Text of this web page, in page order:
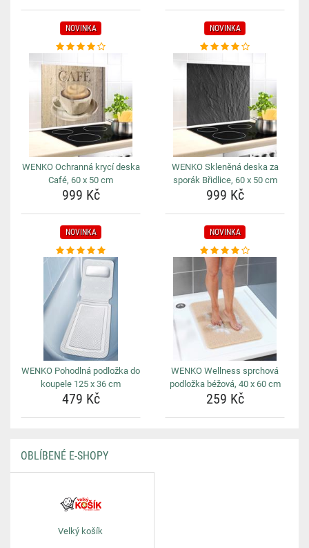
NOVINKA
WENKO Ochranná krycí deska
Café, 60 x 50 cm
999 Kč
NOVINKA
WENKO Skleněná deska za
sporák Břidlice, 60 x 50 cm
999 Kč
NOVINKA
WENKO Pohodlná podložka do
koupele 125 x 36 cm
479 Kč
NOVINKA
WENKO Wellness sprchová
podložka béžová, 40 x 60 cm
259 Kč
OBLÍBENÉ E-SHOPY
Velký košík